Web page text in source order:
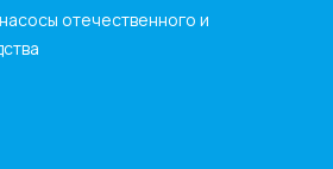
отечественного и